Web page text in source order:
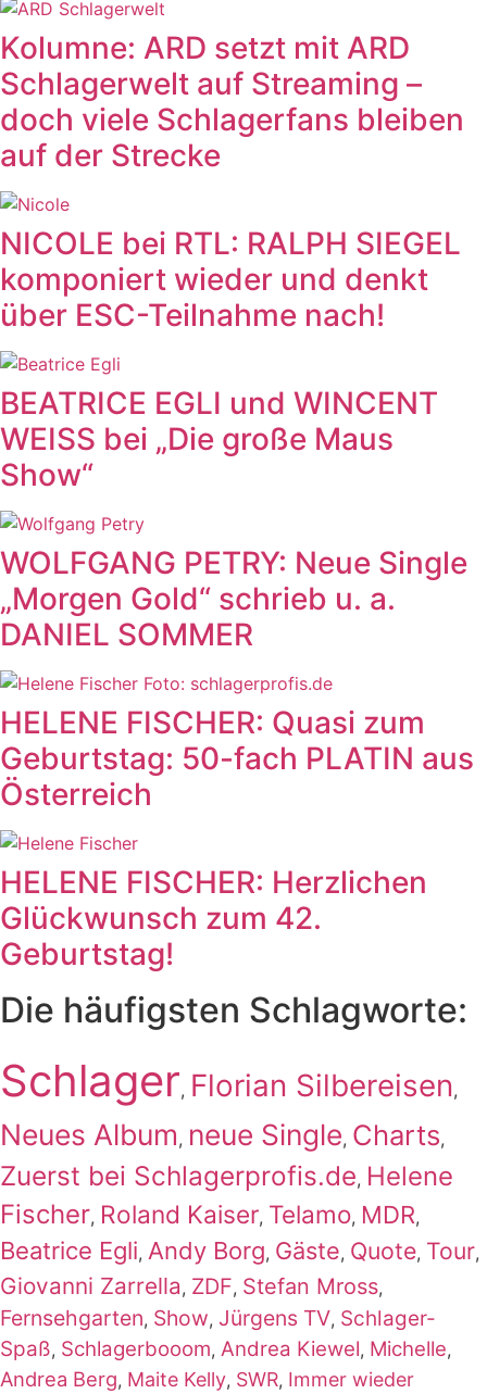
Kolumne: ARD setzt mit ARD
Schlagerwelt auf Streaming –
doch viele Schlagerfans bleiben
auf der Strecke
NICOLE bei RTL: RALPH SIEGEL
komponiert wieder und denkt
über ESC-Teilnahme nach!
BEATRICE EGLI und WINCENT
WEISS bei „Die große Maus
Show“
WOLFGANG PETRY: Neue Single
„Morgen Gold“ schrieb u. a.
DANIEL SOMMER
HELENE FISCHER: Quasi zum
Geburtstag: 50-fach PLATIN aus
Österreich
HELENE FISCHER: Herzlichen
Glückwunsch zum 42.
Geburtstag!
Die häufigsten Schlagworte:
Schlager, Florian Silbereisen,
Neues Album, neue Single, Charts,
Zuerst bei Schlagerprofis.de, Helene
Fischer, Roland Kaiser, Telamo, MDR,
Beatrice Egli, Andy Borg, Gäste, Quote, Tour,
Giovanni Zarrella, ZDF, Stefan Mross,
Fernsehgarten, Show, Jürgens TV, Schlager-
Spaß, Schlagerbooom, Andrea Kiewel, Michelle,
Andrea Berg, Maite Kelly, SWR, Immer wieder